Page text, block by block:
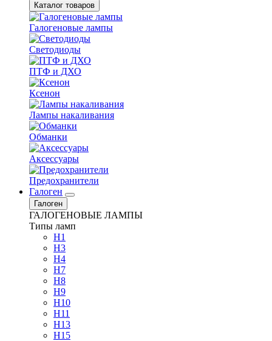
Каталог товаров
Галогеновые лампы
Светодиоды
ПТФ и ДХО
Ксенон
Лампы накаливания
Обманки
Аксессуары
Предохранители
Галоген
Галоген
ГАЛОГЕНОВЫЕ ЛАМПЫ
Типы ламп
H1
H3
H4
H7
H8
H9
H10
H11
H13
H15